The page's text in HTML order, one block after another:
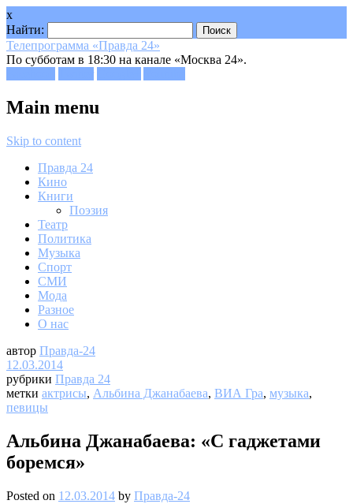
x
Найти:
Телепрограмма «Правда 24»
По субботам в 18:30 на канале «Москва 24».
Main menu
Skip to content
Правда 24
Кино
Книги
Поэзия
Театр
Политика
Музыка
Спорт
СМИ
Мода
Разное
О нас
автор Правда-24
12.03.2014
рубрики Правда 24
метки актрисы, Альбина Джанабаева, ВИА Гра, музыка,
певицы
Альбина Джанабаева: «С гаджетами
боремся»
Posted on 12.03.2014 by Правда-24